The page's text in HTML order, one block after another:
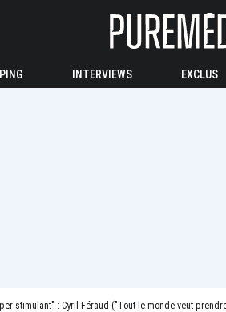
INTERVIEWS EXCLUS
stimulant" : Cyril Féraud ("Tout le monde veut prendre